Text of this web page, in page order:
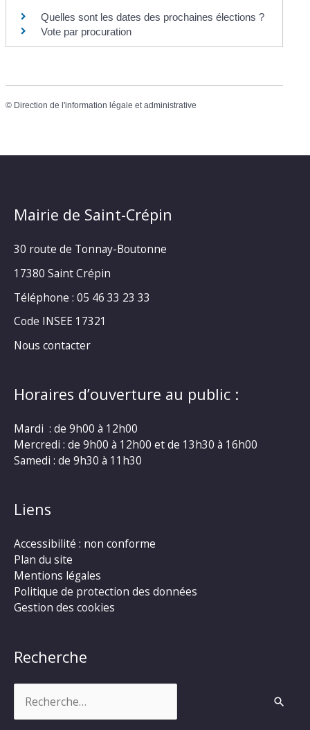
Quelles sont les dates des prochaines élections ?
Vote par procuration
© Direction de l'information légale et administrative
Mairie de Saint-Crépin
30 route de Tonnay-Boutonne
17380 Saint Crépin
Téléphone : 05 46 33 23 33
Code INSEE 17321
Nous contacter
Horaires d’ouverture au public :
Mardi : de 9h00 à 12h00
Mercredi : de 9h00 à 12h00 et de 13h30 à 16h00
Samedi : de 9h30 à 11h30
Liens
Accessibilité : non conforme
Plan du site
Mentions légales
Politique de protection des données
Gestion des cookies
Recherche